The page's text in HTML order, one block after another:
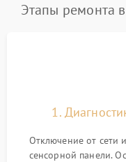
Этапы ремонта
1.
Отключение от сети
сенсорной панели.